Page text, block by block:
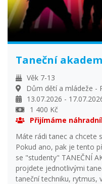
Taneční
Věk 7-13
Dům dětí a mládeže -
13.07.2026 -
1 400 Kč
Přijímáme
Máte rádi tanec a chcete
Pokud ano, pak je tento
se "studenty" TANEČNÍ AKADEMIE! V
projdete jednotlivými
taneční techniku, rytmus,